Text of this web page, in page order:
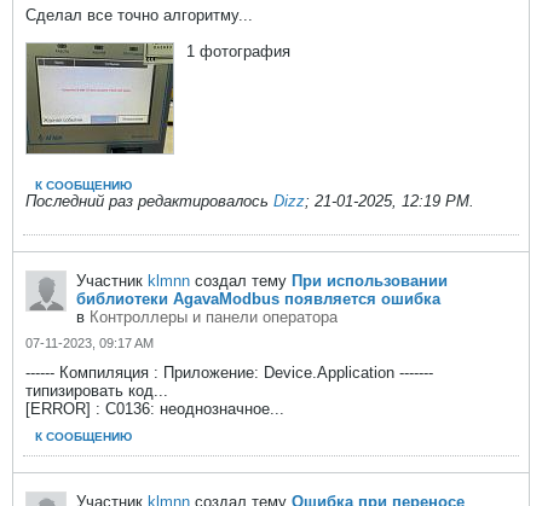
Сделал все точно алгоритму...
1 фотография
К СООБЩЕНИЮ
Последний раз редактировалось Dizz; 21-01-2025, 12:19 PM.
Участник klmnn создал тему При использовании
библиотеки AgavaModbus появляется ошибка
в Контроллеры и панели оператора
07-11-2023, 09:17 AM
------ Компиляция : Приложение: Device.Application -------
типизировать код...
[ERROR] : C0136: неоднозначное...
К СООБЩЕНИЮ
Участник klmnn создал тему Ошибка при переносе